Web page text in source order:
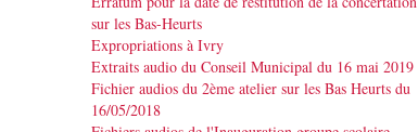
sur les Bas-Heurts
Expropriations à Ivry
Extraits audio du Conseil Municipal du 16 mai 2019
Fichier audios du 2ème atelier sur les Bas Heurts du
16/05/2018